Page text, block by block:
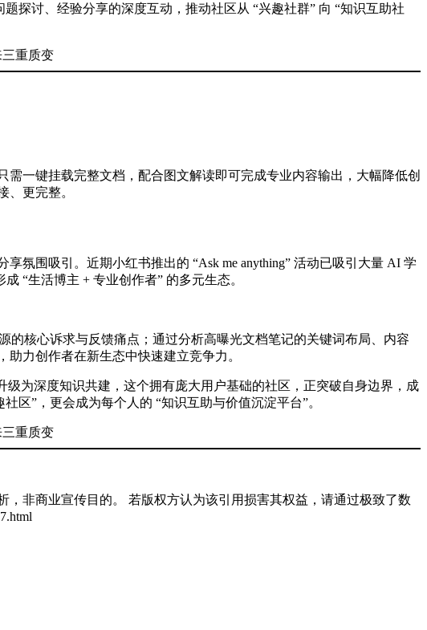
探讨、经验分享的深度互动，推动社区从 “兴趣社群” 向 “知识互助社
一键挂载完整文档，配合图文解读即可完成专业内容输出，大幅降低创
、更完整。
氛围吸引。近期小红书推出的 “Ask me anything” 活动已吸引大量 AI 学
“生活博主 + 专业创作者” 的多元生态。
的核心诉求与反馈痛点；通过分析高曝光文档笔记的关键词布局、内容
力创作者在新生态中快速建立竞争力。
为深度知识共建，这个拥有庞大用户基础的社区，正突破自身边界，成
区”，更会成为每个人的 “知识互助与价值沉淀平台”。
非商业宣传目的。 若版权方认为该引用损害其权益，请通过极致了数